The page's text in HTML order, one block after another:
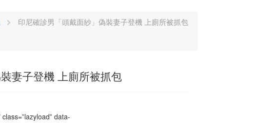
印尼確診男「頭戴面紗」偽裝妻子登機 上廁所被抓包
妻子登機 上廁所被抓包
data-